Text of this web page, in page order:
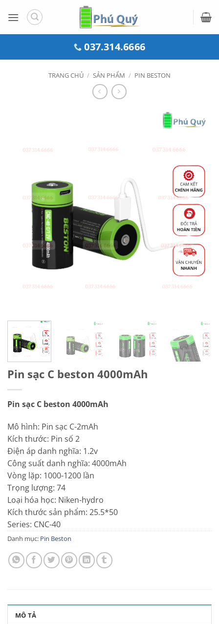
qua
037.314.6666
TRANG CHỦ / SẢN PHẨM / PIN BESTON
Pin sạc C beston 4000mAh
Pin sạc C beston 4000mAh
Mô hình: Pin sạc C-2mAh
Kích thước: Pin số 2
Điện áp danh nghĩa: 1.2v
Công suất danh nghĩa: 4000mAh
Vòng lặp: 1000-1200 lần
Trọng lượng: 74
Loại hóa học: Niken-hydro
Kích thước sản phẩm: 25.5*50
Series: CNC-40
Danh mục: Pin Beston
MÔ TẢ